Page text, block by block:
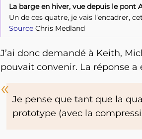
La barge en hiver, vue depuis le pont
Un de ces quatre, je vais l’encadrer,
Chris Medland
J’ai donc demandé à Keith,
pouvait convenir. La réponse a
Je pense que tant que la
prototype (avec la